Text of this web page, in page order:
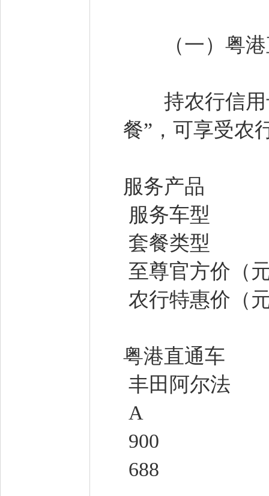
（一）粤港
持农行信用
餐”，可享受农
服务产品
服务车型
套餐类型
至尊官方价（
农行特惠价（
粤港直通车
丰田阿尔法
A
900
688